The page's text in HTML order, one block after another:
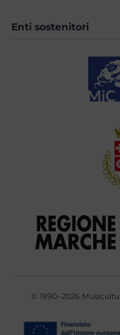
Enti sostenitori
© 1990–2026